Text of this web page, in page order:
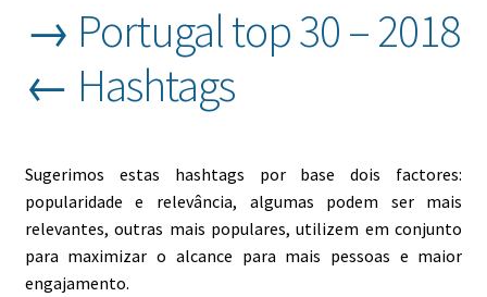
→ Portugal top 30 – 2018
← Hashtags
Sugerimos estas hashtags por base dois factores:
popularidade e relevância, algumas podem ser mais
relevantes, outras mais populares, utilizem em conjunto
para maximizar o alcance para mais pessoas e maior
engajamento.